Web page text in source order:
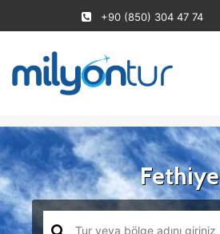
+90 (850) 304 47 74
Fethiye